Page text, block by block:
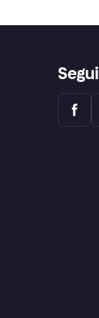
Segui